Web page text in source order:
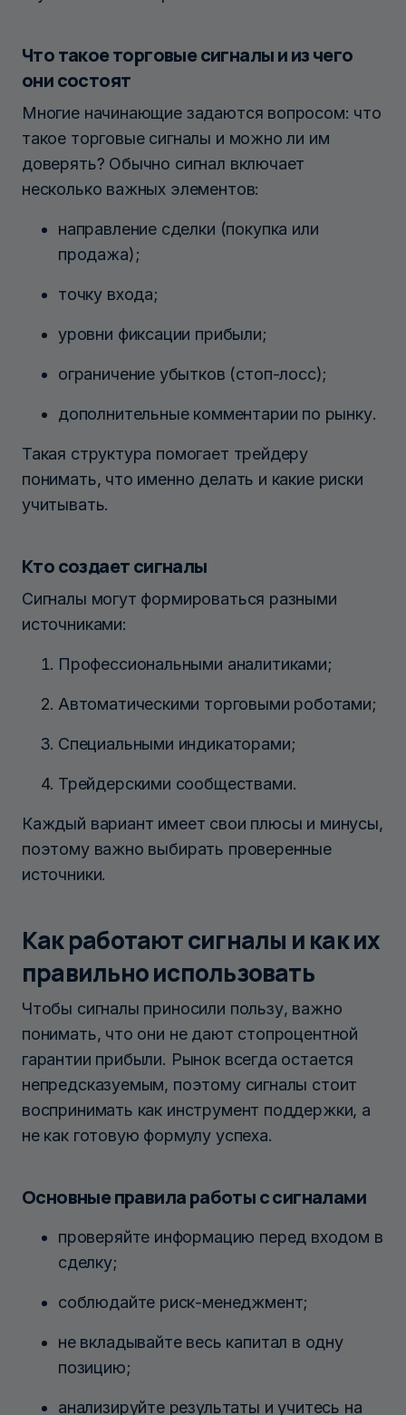
Что такое торговые сигналы и из чего
они состоят
Многие начинающие задаются вопросом: что
такое торговые сигналы и можно ли им
доверять? Обычно сигнал включает
несколько важных элементов:
направление сделки (покупка или
продажа);
точку входа;
уровни фиксации прибыли;
ограничение убытков (стоп-лосс);
дополнительные комментарии по рынку.
Такая структура помогает трейдеру
понимать, что именно делать и какие риски
учитывать.
Кто создает сигналы
Сигналы могут формироваться разными
источниками:
Профессиональными аналитиками;
Автоматическими торговыми роботами;
Специальными индикаторами;
Трейдерскими сообществами.
Каждый вариант имеет свои плюсы и минусы,
поэтому важно выбирать проверенные
источники.
Как работают сигналы и как их
правильно использовать
Чтобы сигналы приносили пользу, важно
понимать, что они не дают стопроцентной
гарантии прибыли. Рынок всегда остается
непредсказуемым, поэтому сигналы стоит
воспринимать как инструмент поддержки, а
не как готовую формулу успеха.
Основные правила работы с сигналами
проверяйте информацию перед входом в
сделку;
соблюдайте риск-менеджмент;
не вкладывайте весь капитал в одну
позицию;
анализируйте результаты и учитесь на